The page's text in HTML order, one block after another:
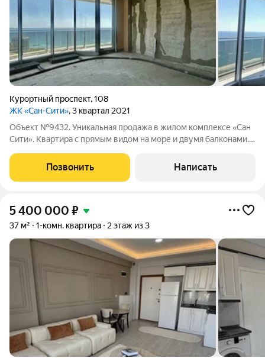
Курортный проспект,108
ЖК «Сан-Сити», 3 квартал 2021
Объект №9432. Уникальная продажа в жилом комплексе «Сан
Сити». Квартира с прямым видом на море и двумя балконами.
Encore Fitness с 25-метровым бассейном, термальным
комплексом и спа. -
Позвонить Написать
5 400 000 ₽
37 м² 1-комн. квартира 2 этаж из 3